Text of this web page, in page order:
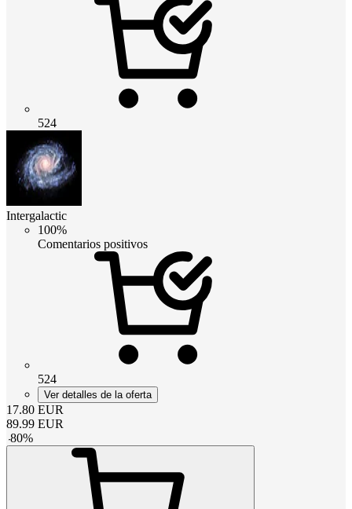
524
Intergalactic
100%
Comentarios positivos
524
Ver detalles de la oferta
17.80 EUR
89.99 EUR
-80%